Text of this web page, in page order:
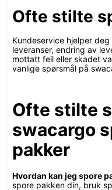
Ofte stilte
Kundeservice hjelper
leveranser, endring av
mottatt feil eller skadet
vanlige spørsmål på
Ofte stilte
swacargo
pakker
Hvordan kan jeg spore
spore pakken din, bruk